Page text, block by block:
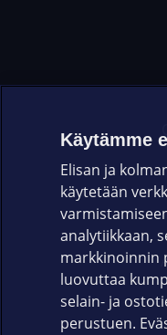
Käytämme
Elisan ja
käytetään
analytiikkaan,
markkinoinnin
luovuttaa
selain- ja
perustuen.